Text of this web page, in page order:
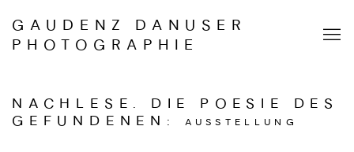
GAUDENZ DANUSER
PHOTOGRAPHIE
NACHLESE. DIE POESIE DES
GEFUNDENEN : AUSSTELLUNG